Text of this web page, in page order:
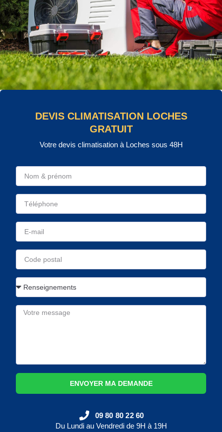
DEVIS CLIMATISATION LOCHES
GRATUIT
Votre devis climatisation à Loches sous 48H
ENVOYER MA DEMANDE
09 80 80 22 60
Du Lundi au Vendredi de 9H à 19H